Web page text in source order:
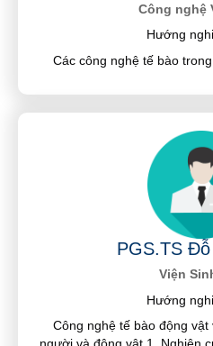
Công nghệ
Hướng
Các công nghệ tế bào
PGS.TS
Viện
Hướng
Công nghệ tế bào động